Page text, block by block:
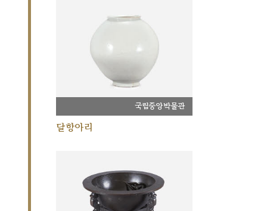
국립중앙박물관
달항아리